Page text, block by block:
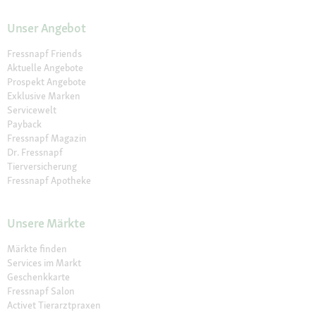
Unser Angebot
Fressnapf Friends
Aktuelle Angebote
Prospekt Angebote
Exklusive Marken
Servicewelt
Payback
Fressnapf Magazin
Dr. Fressnapf
Tierversicherung
Fressnapf Apotheke
Unsere Märkte
Märkte finden
Services im Markt
Geschenkkarte
Fressnapf Salon
Activet Tierarztpraxen